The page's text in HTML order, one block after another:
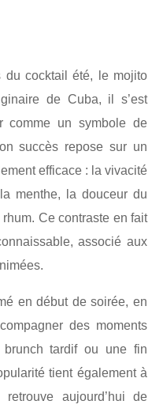
du cocktail été, le mojito
de Cuba, il s’est
comme un symbole de
succès repose sur un
efficace : la vivacité
menthe, la douceur du
Ce contraste en fait
associé aux
en début de soirée, en
des moments
brunch tardif ou une fin
tient également à
aujourd’hui de